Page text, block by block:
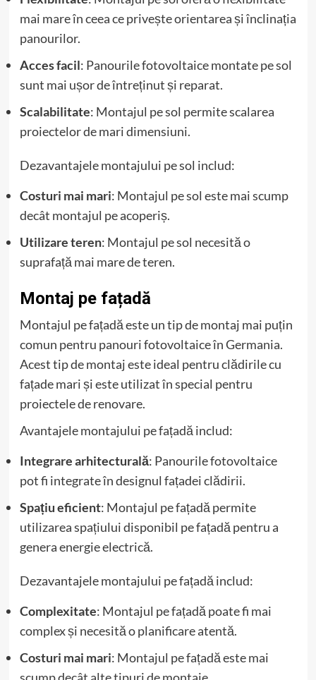
mai mare în ceea ce privește orientarea și înclinația
panourilor.
Acces facil: Panourile fotovoltaice montate pe sol
sunt mai ușor de întreținut și reparat.
Scalabilitate: Montajul pe sol permite scalarea
proiectelor de mari dimensiuni.
Dezavantajele montajului pe sol includ:
Costuri mai mari: Montajul pe sol este mai scump
decât montajul pe acoperiș.
Utilizare teren: Montajul pe sol necesită o
suprafață mai mare de teren.
Montaj pe fațadă
Montajul pe fațadă este un tip de montaj mai puțin
comun pentru panouri fotovoltaice în Germania.
Acest tip de montaj este ideal pentru clădirile cu
fațade mari și este utilizat în special pentru
proiectele de renovare.
Avantajele montajului pe fațadă includ:
Integrare arhitecturală: Panourile fotovoltaice
pot fi integrate în designul fațadei clădirii.
Spațiu eficient: Montajul pe fațadă permite
utilizarea spațiului disponibil pe fațadă pentru a
genera energie electrică.
Dezavantajele montajului pe fațadă includ:
Complexitate: Montajul pe fațadă poate fi mai
complex și necesită o planificare atentă.
Costuri mai mari: Montajul pe fațadă este mai